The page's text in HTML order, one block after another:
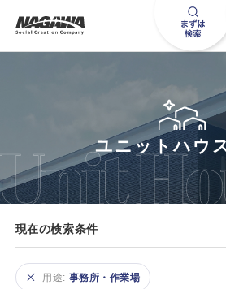
お問い合わせは
0120-09-
営業時間AM 9:00〜
ユニットハウ
現在の検索条件
用途: 事務所・作業場